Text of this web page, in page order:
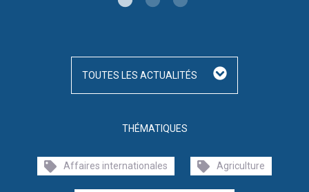
THÉMATIQUES
Affaires internationales Agriculture
TOUTES LES ACTUALITÉS